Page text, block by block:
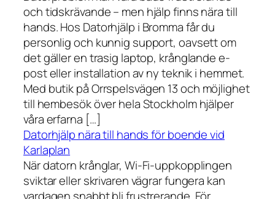
och tidskrävande – men hjälp finns nära till
hands. Hos Datorhjälp i Bromma får du
personlig och kunnig support, oavsett om
det gäller en trasig laptop, krånglande e-
post eller installation av ny teknik i hemmet.
Med butik på Orrspelsvägen 13 och möjlighet
till hembesök över hela Stockholm hjälper
våra erfarna […]
Datorhjälp nära till hands för boende vid
Karlaplan
När datorn krånglar, Wi-Fi-uppkopplingen
sviktar eller skrivaren vägrar fungera kan